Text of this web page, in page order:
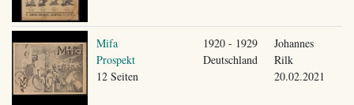
Mifa
Prospekt
12 Seiten
1920 - 1929
Deutschland
Johannes
Rilk
20.02.2021